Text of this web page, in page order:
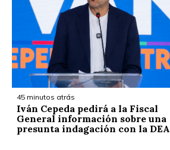
45 minutos atrás
Iván Cepeda pedirá a la Fiscal
General información sobre una
presunta indagación con la DEA